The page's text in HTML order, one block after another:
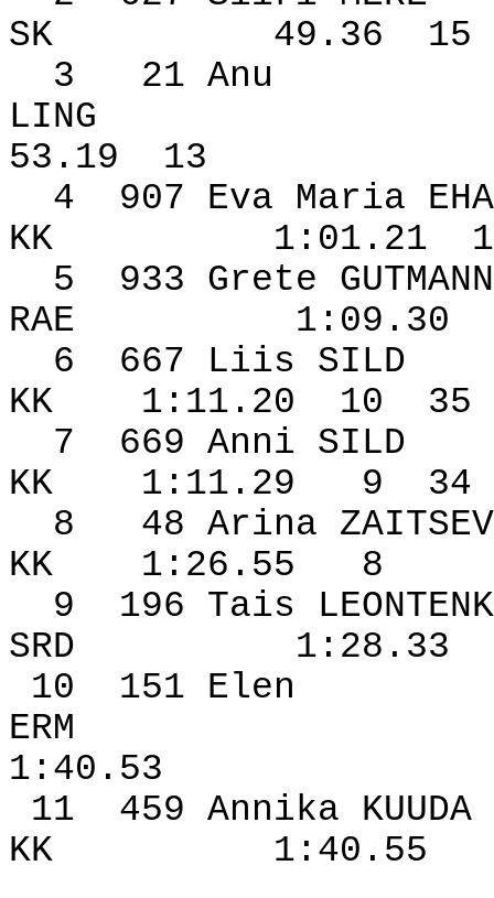
SK
49.36
15
3
21 Anu
LING
53.19
13
4
907 Eva Maria
KK
1:01.21
5
933 Grete GUTMANN
RAE
1:09.30
6
667 Liis SILD
KK
1:11.20 10
35
7
669 Anni SILD
KK
1:11.29 9
34
8
48 Arina
KK
1:26.55
8
9
196 Tais
SRD
1:28.33
10
151 Elen
ERM
1:40.53
11
459 Annika KUUDA
KK
1:40.55